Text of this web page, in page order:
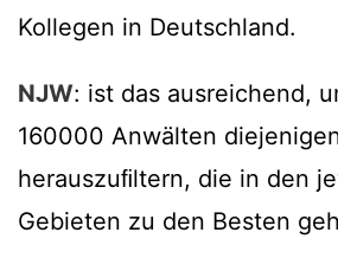
Kollegen in Deutschland.
NJW: ist das ausreichend,
160000 Anwälten
herauszuﬁltern, die in den
Gebieten zu den Besten